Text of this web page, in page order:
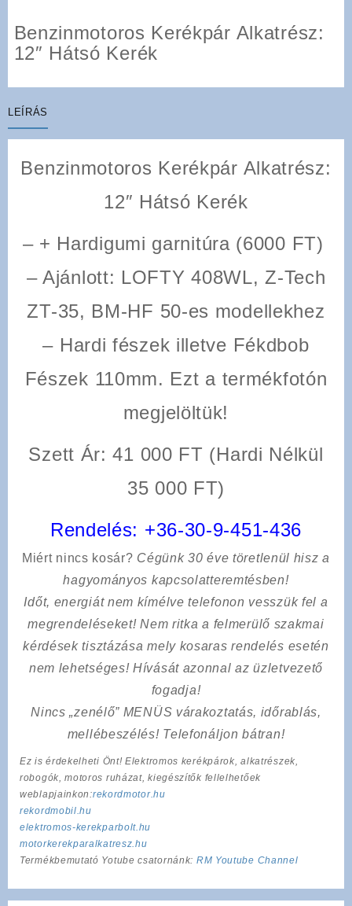
Benzinmotoros Kerékpár Alkatrész:
12″ Hátsó Kerék
LEÍRÁS
Benzinmotoros Kerékpár Alkatrész:
12″ Hátsó Kerék
– + Hardigumi garnitúra (6000 FT)
– Ajánlott: LOFTY 408WL, Z-Tech
ZT-35, BM-HF 50-es modellekhez
– Hardi fészek illetve Fékdbob
Fészek 110mm. Ezt a termékfotón
megjelöltük!
Szett Ár: 41 000 FT (Hardi Nélkül
35 000 FT)
Rendelés: +36-30-9-451-436
Miért nincs kosár? Cégünk 30 éve töretlenül hisz a
hagyományos kapcsolatteremtésben!
Időt, energiát nem kímélvetelefonon vesszük fel a
megrendeléseket! Nem ritka a felmerülő szakmai
kérdések tisztázása mely kosaras rendelés esetén
nem lehetséges! Hívását azonnal az üzletvezető
fogadja!
Nincs „zenélő” MENÜS várakoztatás, időrablás,
mellébeszélés! Telefonáljon bátran!
Ez is érdekelheti Önt! Elektromos kerékpárok, alkatrészek,
robogók, motoros ruházat, kiegészítők fellelhetőek
weblapjainkon:rekordmotor.hu
rekordmobil.hu
elektromos-kerekparbolt.hu
motorkerekparalkatresz.hu
Termékbemutató Yotube csatornánk: RM Youtube Channel